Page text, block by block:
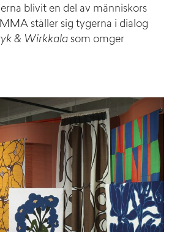
blivit en del av människors
ställer sig tygerna i dialog
& Wirkkala som omger